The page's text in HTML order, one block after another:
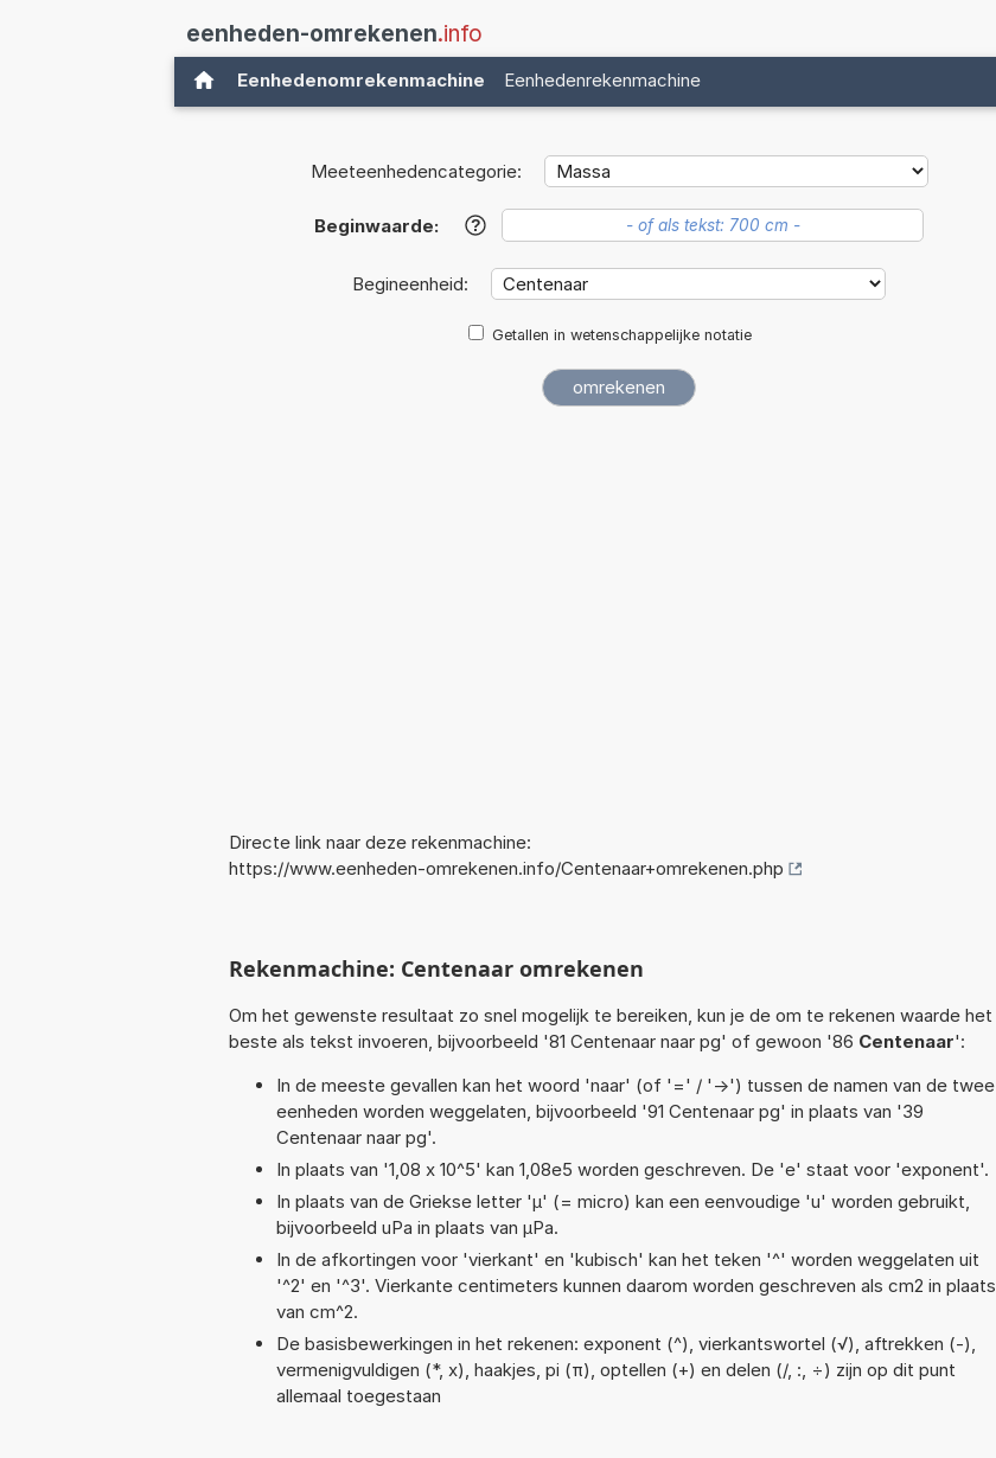
eenheden-omrekenen.info
Eenhedenomrekenmachine Eenhedenrekenmachine
Meeteenhedencategorie:
Beginwaarde: ?
Begineenheid:
Getallen in wetenschappelijke notatie
Directe link naar deze rekenmachine:
https://www.eenheden-omrekenen.info/Centenaar+omrekenen.php
Rekenmachine: Centenaar omrekenen
Om het gewenste resultaat zo snel mogelijk te bereiken, kun je de om te rekenen waarde het
beste als tekst invoeren, bijvoorbeeld '81 Centenaar naar pg' of gewoon '86 Centenaar':
In de meeste gevallen kan het woord 'naar' (of '=' / '->') tussen de namen van de twee
eenheden worden weggelaten, bijvoorbeeld '91 Centenaar pg' in plaats van '39
Centenaar naar pg'.
In plaats van '1,08 x 10^5' kan 1,08e5 worden geschreven. De 'e' staat voor 'exponent'.
In plaats van de Griekse letter 'µ' (= micro) kan een eenvoudige 'u' worden gebruikt,
bijvoorbeeld uPa in plaats van µPa.
In de afkortingen voor 'vierkant' en 'kubisch' kan het teken '^' worden weggelaten uit
'^2' en '^3'. Vierkante centimeters kunnen daarom worden geschreven als cm2 in plaats
van cm^2.
De basisbewerkingen in het rekenen: exponent (^), vierkantswortel (√), aftrekken (-),
vermenigvuldigen (*, x), haakjes, pi (π), optellen (+) en delen (/, :, ÷) zijn op dit punt
allemaal toegestaan